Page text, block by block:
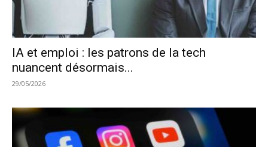
IA et emploi : les patrons de la tech
nuancent désormais...
29/05/2026